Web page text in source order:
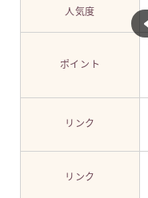
人気度
ポイント
リンク
リンク